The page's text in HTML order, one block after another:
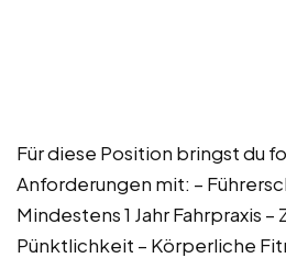
Für diese Position bringst du
Anforderungen mit: –
Mindestens 1 Jahr Fahrpraxis
Pünktlichkeit – Körperliche